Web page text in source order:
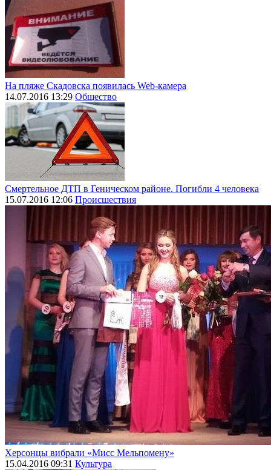
На пляже Скадовска появилась Web-камера
14.07.2016 13:29 Общество
Смертельное ДТП в Геническом районе. Погибли 4 человека
15.07.2016 12:06 Происшествия
Херсонцы вибрали «Мисс Мельпомену»
15.04.2016 09:31 Культура